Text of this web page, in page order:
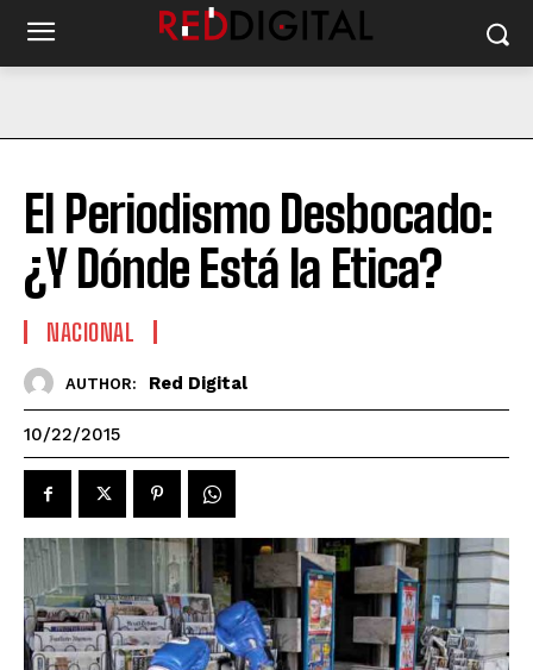
El Periodismo Desbocado:
¿Y Dónde Está la Etica?
NACIONAL
AUTHOR: Red Digital
10/22/2015